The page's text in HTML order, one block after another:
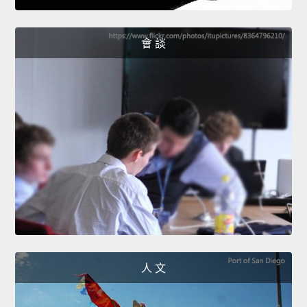
會 談
人 文